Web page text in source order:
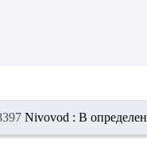
Nivovod : В